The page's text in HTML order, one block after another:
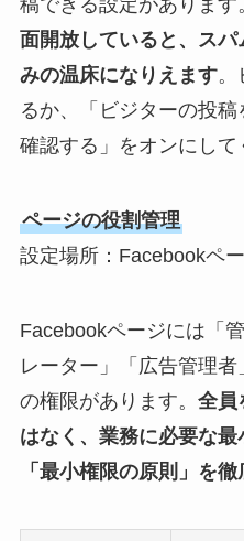
稿できる設定があります
面開放していると、ス
みの温床になりえます。
るか、「ビジターの投
確認する」をオンにして
ページの役割管理
設定場所：Facebookペ
Facebookページには「
レーター」「広告管理
の権限があります。 全員
はなく、業務に必要な
「最小権限の原則」を